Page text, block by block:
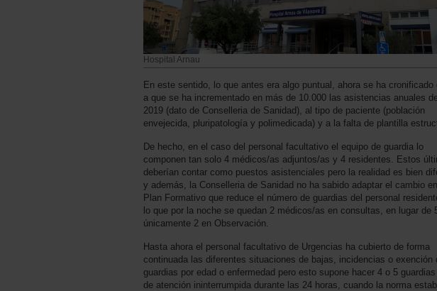
Hospital Arnau
En este sentido, lo que antes era algo puntual, ahora se ha cronificado
a que se ha incrementado en más de 10.000 las asistencias anuales
2019 (dato de Conselleria de Sanidad), al tipo de paciente (población
envejecida, pluripatología y polimedicada) y a la falta de plantilla
De hecho, en el caso del personal facultativo el equipo de guardia lo
componen tan solo 4 médicos/as adjuntos/as y 4 residentes. Estos
deberían contar como puestos asistenciales pero la realidad es bien
y además, la Conselleria de Sanidad no ha sabido adaptar el cambio
Plan Formativo que reduce el número de guardias del personal
lo que por la noche se quedan 2 médicos/as en consultas, en lugar de
únicamente 2 en Observación.
Hasta ahora el personal facultativo de Urgencias ha cubierto de forma
continuada las diferentes situaciones de bajas, incidencias o exención
guardias por edad o enfermedad pero esto supone hacer 4 o 5
de atención ininterrumpida durante las 24 horas, cuando la norma